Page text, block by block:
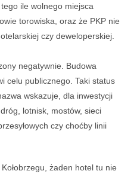
tego ile wolnego miejsca
torowiska, oraz że PKP nie
czy deweloperskiej.
negatywnie. Budowa
celu publicznego. Taki status
wskazuje, dla inwestycji
lotnisk, mostów, sieci
czy choćby linii
żaden hotel tu nie